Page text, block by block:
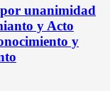
unanimidad
y Acto
y